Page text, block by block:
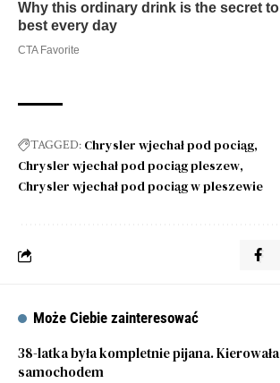
TAGGED: Chrysler wjechał pod pociąg
Chrysler wjechał pod pociąg pleszew
Chrysler wjechał pod pociąg w pleszewie
Może Ciebie zainteresować
38-latka była kompletnie pijana. Kierowała
samochodem